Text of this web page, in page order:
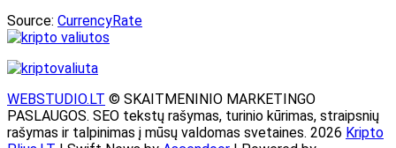
Source: CurrencyRate
WEBSTUDIO.LT © SKAITMENINIO MARKETINGO
PASLAUGOS. SEO tekstų rašymas, turinio kūrimas, straipsnių
rašymas ir talpinimas į mūsų valdomas svetaines. 2026 Kripto